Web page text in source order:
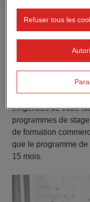
Prêt pour le
Votre début de
stagiaire chez
Afin de vous
exigences de votre
programmes de
de formation
que le programme
15 mois.
Refuser tous les